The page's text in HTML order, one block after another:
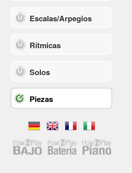
Escalas/Arpegios
Rítmicas
Solos
Piezas